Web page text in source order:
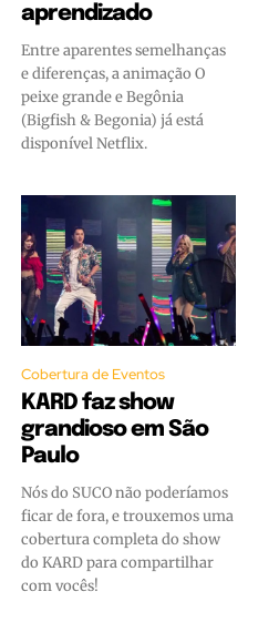
aprendizado
Entre aparentes semelhanças
e diferenças, a animação O
peixe grande e Begônia
(Bigfish & Begonia) já está
disponível Netflix.
Cobertura de Eventos
KARD faz show
grandioso em São
Paulo
Nós do SUCO não poderíamos
ficar de fora, e trouxemos uma
cobertura completa do show
do KARD para compartilhar
com vocês!